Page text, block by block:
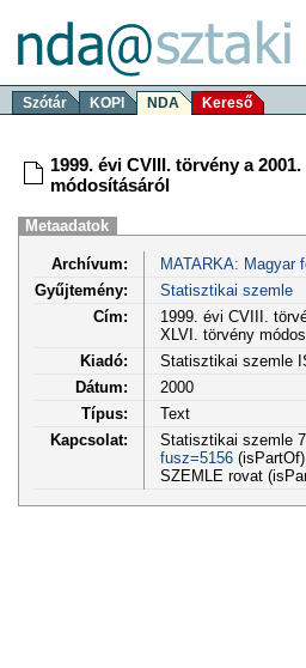
Szótár KOPI NDA Kereső
1999. évi CVIII. törvény a
módosításáról
Metaadatok
Archívum:
MATARKA: Magyar
Gyűjtemény:
Statisztikai szemle
Cím:
1999. évi CVIII.
XLVI. törvény
Kiadó:
Statisztikai szemle
Dátum:
2000
Típus:
Text
Kapcsolat:
Statisztikai szemle
fusz=5156(isPartOf)
SZEMLE rovat